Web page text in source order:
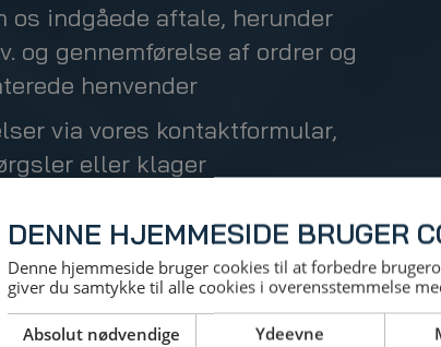
os indgåede aftale, herunder
og gennemførelse af ordrer og
henvender
via vores kontaktformular,
eller klager
lovgivningen
af cookies.
DENNE HJEMMESIDE BRUGER
Denne hjemmeside bruger cookies til at forbedre
giver du samtykke til alle cookies i overensstemmelse
Absolut nødvendige Ydeevne